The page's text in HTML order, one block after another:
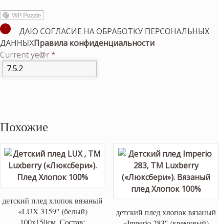
ДАЮ СОГЛАСИЕ НА ОБРАБОТКУ ПЕРСОНАЛЬНЫХ
ДАННЫХПравила конфиденциальности
Current ye@r*
Похожие
детский плед хлопок вязаный
«LUX 3159″ (белый)
100х150см. Состав:
детский плед хлопок вязаный